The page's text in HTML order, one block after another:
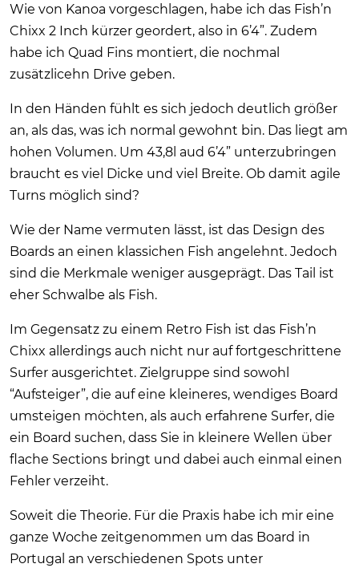
Wie von Kanoa vorgeschlagen, habe ich das Fish’n
Chixx 2 Inch kürzer geordert, also in 6’4”. Zudem
habe ich Quad Fins montiert, die nochmal
zusätzlicehn Drive geben.
In den Händen fühlt es sich jedoch deutlich größer
an, als das, was ich normal gewohnt bin. Das liegt am
hohen Volumen. Um 43,8l aud 6’4” unterzubringen
braucht es viel Dicke und viel Breite. Ob damit agile
Turns möglich sind?
Wie der Name vermuten lässt, ist das Design des
Boards an einen klassichen Fish angelehnt. Jedoch
sind die Merkmale weniger ausgeprägt. Das Tail ist
eher Schwalbe als Fish.
Im Gegensatz zu einem Retro Fish ist das Fish’n
Chixx allerdings auch nicht nur auf fortgeschrittene
Surfer ausgerichtet. Zielgruppe sind sowohl
“Aufsteiger”, die auf eine kleineres, wendiges Board
umsteigen möchten, als auch erfahrene Surfer, die
ein Board suchen, dass Sie in kleinere Wellen über
flache Sections bringt und dabei auch einmal einen
Fehler verzeiht.
Soweit die Theorie. Für die Praxis habe ich mir eine
ganze Woche zeitgenommen um das Board in
Portugal an verschiedenen Spots unter